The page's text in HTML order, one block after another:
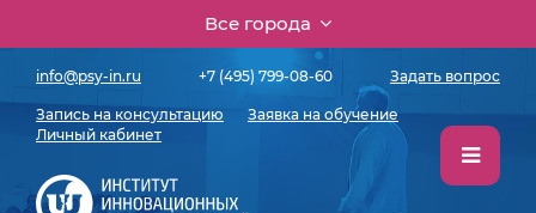
Все города
info@psy-in.ru +7 (495) 799-08-60 Задать вопрос
Запись на консультацию
Заявка на обучение
Личный кабинет